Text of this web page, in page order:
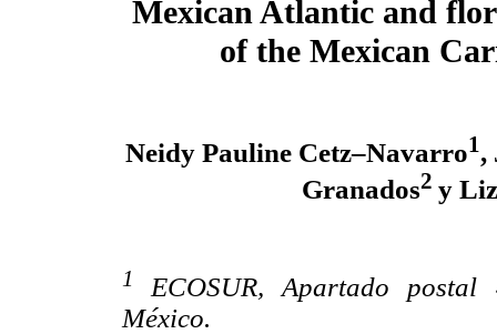
Mexican Atlantic and
of the Mexican
Neidy Pauline Cetz–Navarro1,
Granados2 y
1 ECOSUR, Apartado
México.